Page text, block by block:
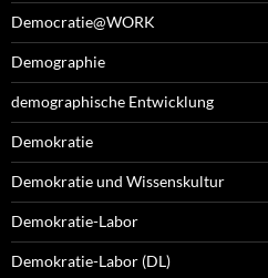
Democratie@WORK
Demographie
demographische Entwicklung
Demokratie
Demokratie und Wissenskultur
Demokratie-Labor
Demokratie-Labor (DL)